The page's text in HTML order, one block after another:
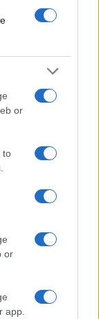
or
to
or
app.
klubu, jer
ono što
naš klub
Zbog toga
odlazi, iako
ovdje, radi i
došao u,
za naš
treneru,
uspjeli nas
postizati
naš klub ne
moći, i
sam
uložili, i u